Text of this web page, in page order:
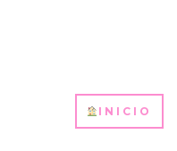
INICIO